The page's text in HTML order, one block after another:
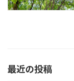
最近の投稿